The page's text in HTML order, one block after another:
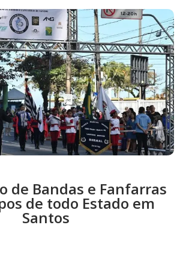
de Bandas e Fanfarras
de todo Estado em
Santos